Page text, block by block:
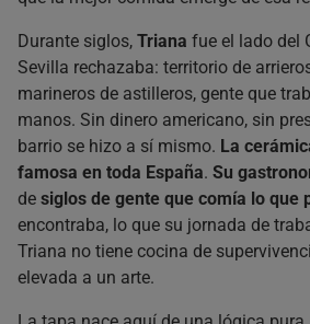
¿Necesito reservar en los bares de
¿Dónde comer tapas en Triana si viajo
¿Hay opciones vegetarianas de tapeo
¿Cuál es el origen de la tapa andaluza?
¿Cuál es la historia de Triana?
¿Cuál es la leyenda de la tapa?
Durante siglos, Triana fue el lado del
Sevilla rechazaba: territorio de
marineros de astilleros, gente que
manos. Sin dinero americano, sin
barrio se hizo a sí mismo. La
famosa en toda España. Su
de siglos de gente que comía lo que
encontraba, lo que su jornada de
Triana no tiene cocina de
elevada a un arte.